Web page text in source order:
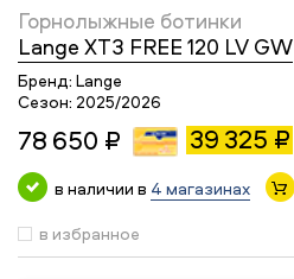
Горнолыжные ботинки
Lange XT3 FREE 120 LV GW
Бренд: Lange
Сезон: 2025/2026
78 650 ₽ 39 325 ₽
в наличии в 4 магазинах
в избранное